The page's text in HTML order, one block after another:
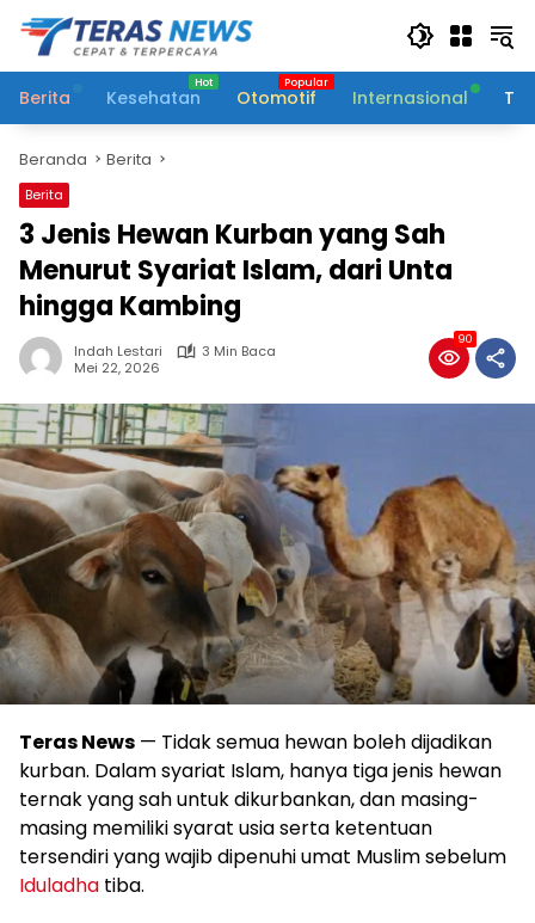
Langsung
konten
Berita
Kesehatan Otomotif Internasional
Beranda Berita
Berita
3 Jenis Hewan Kurban yang Sah
Menurut Syariat Islam, dari Unta
hingga Kambing
Indah Lestari
3 Min Baca
Mei 22, 2026
90
Teras News — Tidak semua hewan boleh dijadikan
kurban. Dalam syariat Islam, hanya tiga jenis hewan
ternak yang sah untuk dikurbankan, dan masing-
masing memiliki syarat usia serta ketentuan
tersendiri yang wajib dipenuhi umat Muslim sebelum
Iduladha tiba.